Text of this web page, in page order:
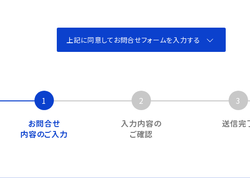
上記に同意してお問合せフォームを入力する
1
お問合せ
内容のご入力
2
入力内容の
ご確認
3
送信完